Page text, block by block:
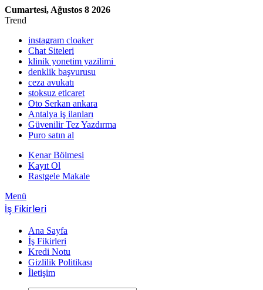
Cumartesi, Ağustos 8 2026
Trend
instagram cloaker
Chat Siteleri
klinik yonetim yazilimi
denklik başvurusu
ceza avukatı
stoksuz eticaret
Oto Serkan ankara
Antalya iş ilanları
Güvenilir Tez Yazdırma
Puro satın al
Kenar Bölmesi
Kayıt Ol
Rastgele Makale
Menü
İş Fikirleri
Ana Sayfa
İş Fikirleri
Kredi Notu
Gizlilik Politikası
İletişim